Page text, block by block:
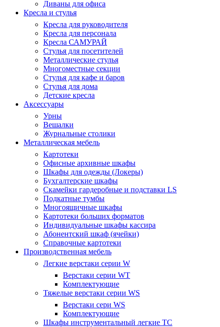
Диваны для офиса
Кресла и стулья
Кресла для руководителя
Кресла для персонала
Кресла САМУРАЙ
Стулья для посетителей
Металлические стулья
Многоместные секции
Стулья для кафе и баров
Стулья для дома
Детские кресла
Аксессуары
Урны
Вешалки
Журнальные столики
Металлическая мебель
Картотеки
Офисные архивные шкафы
Шкафы для одежды (Локеры)
Бухгалтерские шкафы
Скамейки гардеробные и подставки LS
Подкатные тумбы
Многоящичные шкафы
Картотеки больших форматов
Индивидуальные шкафы кассира
Абонентский шкаф (ячейки)
Справочные картотеки
Производственная мебель
Легкие верстаки серии W
Верстаки серии WT
Комплектующие
Тяжелые верстаки серии WS
Верстаки сери WS
Комплектующие
Шкафы инструментальный легкие ТС